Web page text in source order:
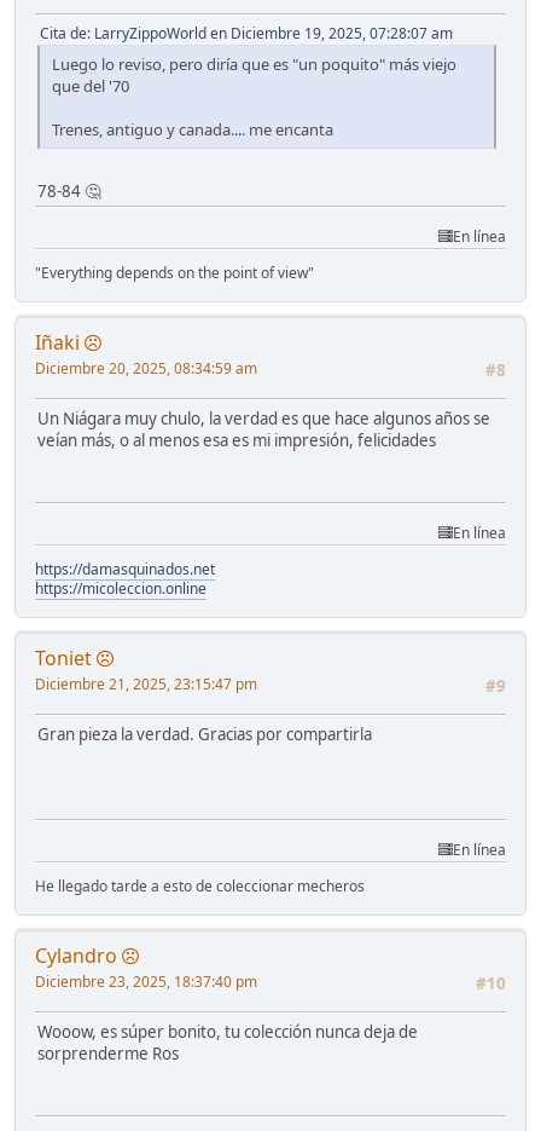
Cita de: LarryZippoWorld en Diciembre 19, 2025, 07:28:07 am
Luego lo reviso, pero diría que es "un poquito" más viejo
que del '70
Trenes, antiguo y canada.... me encanta
78-84 🤔
En línea
"Everything depends on the point of view"
Iñaki
#8
Diciembre 20, 2025, 08:34:59 am
Un Niágara muy chulo, la verdad es que hace algunos años se
veían más, o al menos esa es mi impresión, felicidades
En línea
https://damasquinados.net
https://micoleccion.online
Toniet
#9
Diciembre 21, 2025, 23:15:47 pm
Gran pieza la verdad. Gracias por compartirla
En línea
He llegado tarde a esto de coleccionar mecheros
Cylandro
#10
Diciembre 23, 2025, 18:37:40 pm
Wooow, es súper bonito, tu colección nunca deja de
sorprenderme Ros